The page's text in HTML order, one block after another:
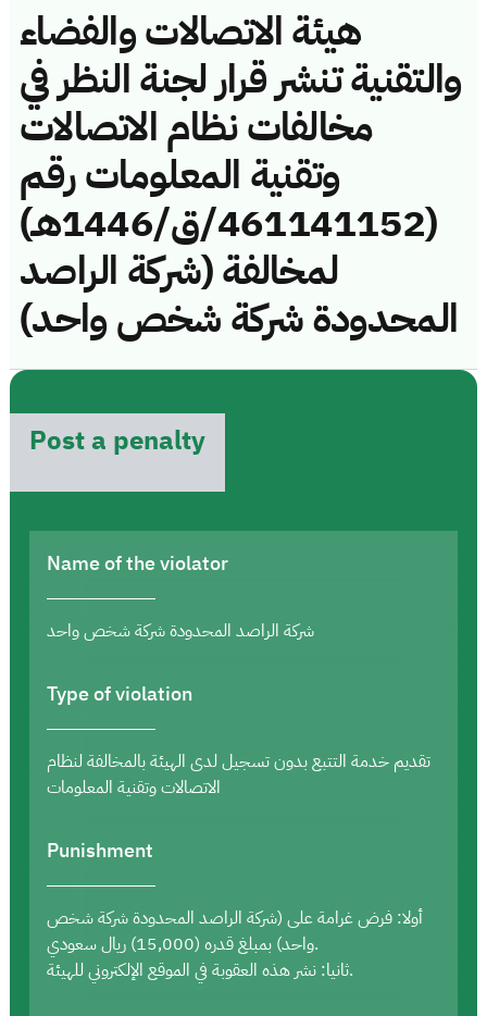
هيئة الاتصالات والفضاء
والتقنية تنشر قرار لجنة النظر في
مخالفات نظام الاتصالات
وتقنية المعلومات رقم
(461141152/ق/1446هـ)
لمخالفة (شركة الراصد
المحدودة شركة شخص واحد)
Post a penalty
Name of the violator
شركة الراصد المحدودة شركة شخص واحد
Type of violation
تقديم خدمة التتبع بدون تسجيل لدى الهيئة بالمخالفة لنظام
الاتصالات وتقنية المعلومات
Punishment
أولا: فرض غرامة على (شركة الراصد المحدودة شركة شخص
واحد) بمبلغ قدره (15,000) ريال سعودي.
ثانيا: نشر هذه العقوبة في الموقع الإلكتروني للهيئة.